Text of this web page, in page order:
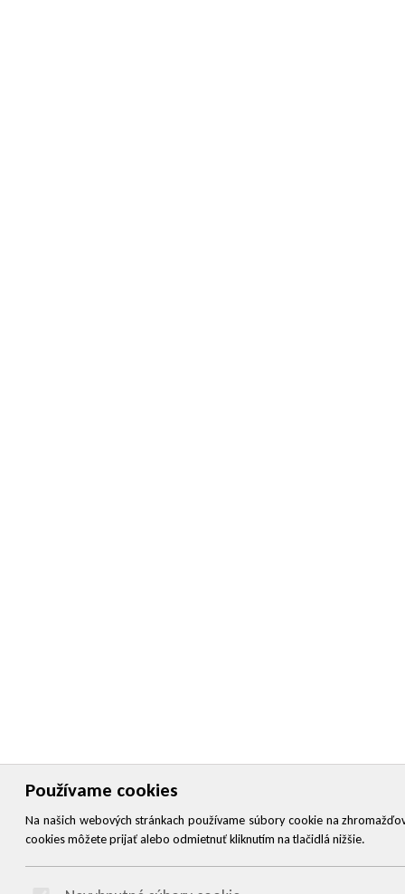
Používame cookies
Na našich webových stránkach používame súbory cookie na
cookies môžete prijať alebo odmietnuť kliknutím na tlačidlá nižšie.